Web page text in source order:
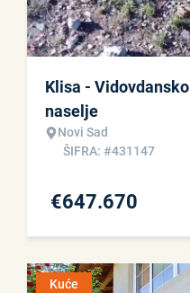
Klisa - Vidovdansko
naselje
Novi Sad
ŠIFRA: #431147
€647.670
Kuće